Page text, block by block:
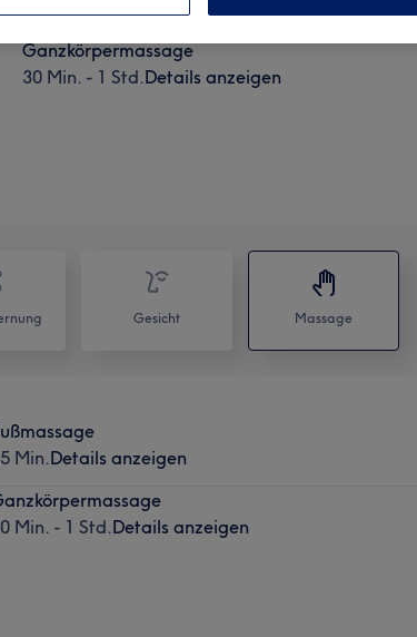
Ganzkörpermassage
30 Min. - 1 Std.Details anzeigen
Gesicht Massage
Min.Details anzeigen
Min. - 1 Std.Details anzeigen